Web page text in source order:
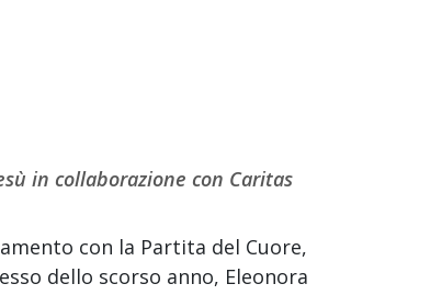
in collaborazione con Caritas
con la Partita del Cuore,
dello scorso anno, Eleonora